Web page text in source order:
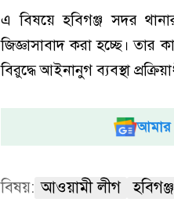
এ বিষয়ে হবিগঞ্জ সদর
জিজ্ঞাসাবাদ করা হচ্ছে। তার
বিরুদ্ধে আইনানুগ ব্যবস্থা
আমার
বিষয়: আওয়ামী লীগ হবিগঞ্জ